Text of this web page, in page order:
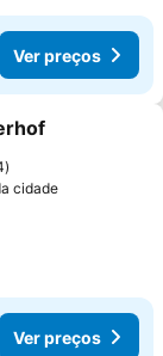
Ver preços
favoritos
cidade
Ver preços